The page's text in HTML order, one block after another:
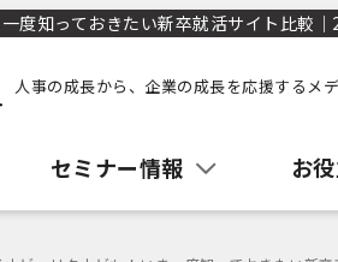
度知っておきたい新卒就活サイト比較
人事の成長から、企業の成長を応援するメ
セミナー情報 お